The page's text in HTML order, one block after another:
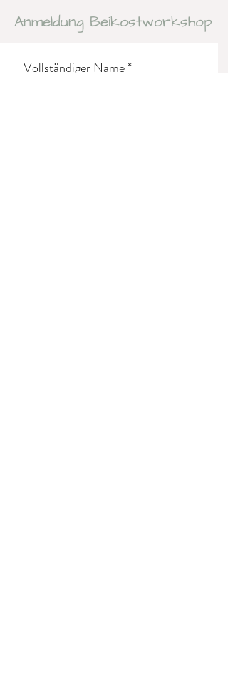
Anmeldung Beikostworkshop
Vollständiger Name